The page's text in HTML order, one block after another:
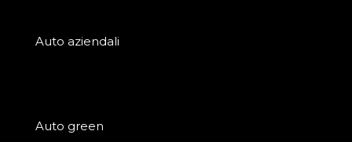
Auto aziendali
Auto green